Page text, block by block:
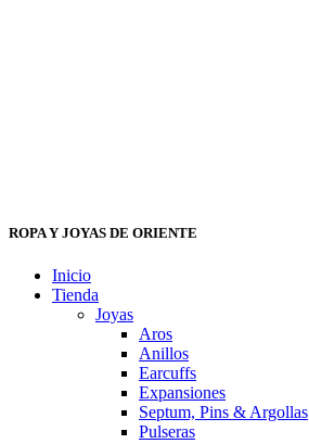
ROPA Y JOYAS DE ORIENTE
Inicio
Tienda
Joyas
Aros
Anillos
Earcuffs
Expansiones
Septum, Pins & Argollas
Pulseras